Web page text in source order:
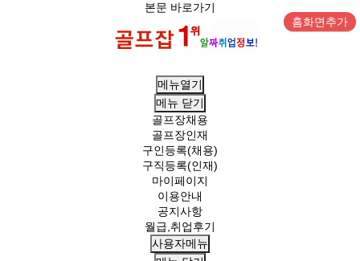
본문 바로가기
홈화면추가
메뉴열기
메뉴 닫기
골프장채용
골프장인재
구인등록(채용)
구직등록(인재)
마이페이지
이용안내
공지사항
월급,취업후기
사용자메뉴